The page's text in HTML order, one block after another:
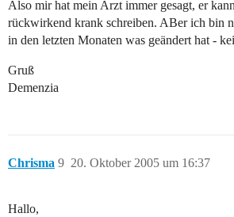
Also mir hat mein Arzt immer gesagt, er
rückwirkend krank schreiben. ABer ich bin
in den letzten Monaten was geändert hat -
Gruß
Demenzia
Chrisma 20. Oktober 2005 um 16:37
9
Hallo,